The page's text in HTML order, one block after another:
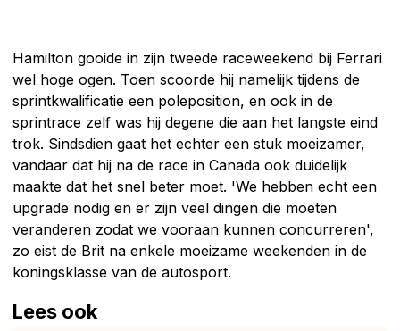
Hamilton gooide in zijn tweede raceweekend bij Ferrari
wel hoge ogen. Toen scoorde hij namelijk tijdens de
sprintkwalificatie een poleposition, en ook in de
sprintrace zelf was hij degene die aan het langste eind
trok. Sindsdien gaat het echter een stuk moeizamer,
vandaar dat hij na de race in Canada ook duidelijk
maakte dat het snel beter moet. 'We hebben echt een
upgrade nodig en er zijn veel dingen die moeten
veranderen zodat we vooraan kunnen concurreren',
zo eist de Brit na enkele moeizame weekenden in de
koningsklasse van de autosport.
Lees ook